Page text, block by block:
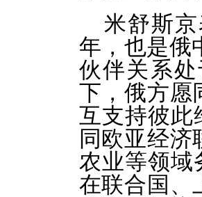
米舒斯
年，也是俄
伙伴关系
下，俄方愿
互支持彼此
同欧亚经
农业等领域
在联合国、